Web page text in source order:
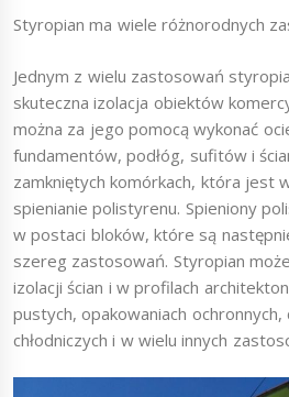
Styropian ma wiele różnorodnych
Jednym z wielu zastosowań
skuteczna izolacja obiektów
można za jego pomocą wykonać
fundamentów, podłóg, sufitów i
zamkniętych komórkach, która jest
spienianie polistyrenu. Spieniony
w postaci bloków, które są
szereg zastosowań. Styropian
izolacji ścian i w profilach
pustych, opakowaniach ochronnych,
chłodniczych i w wielu innych